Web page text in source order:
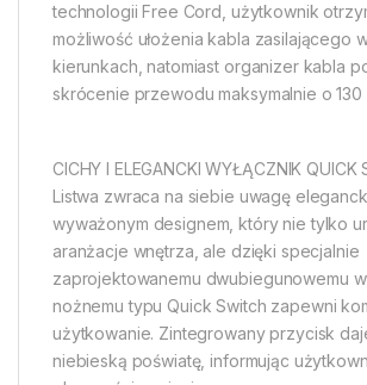
technologii Free Cord, użytkownik
możliwość ułożenia kabla zasilającego
kierunkach, natomiast organizer kabla
skrócenie przewodu maksymalnie o 130
CICHY I ELEGANCKI WYŁĄCZNIK QUICK
Listwa zwraca na siebie uwagę
wyważonym designem, który nie tylko
aranżacje wnętrza, ale dzięki specjalnie
zaprojektowanemu dwubiegunowemu
nożnemu typu Quick Switch zapewni
użytkowanie. Zintegrowany przycisk
niebieską poświatę, informując